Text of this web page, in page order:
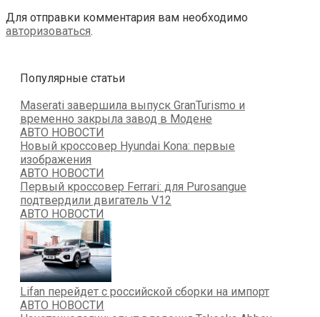
Для отправки комментария вам необходимо
авторизоваться.
Популярные статьи
Maserati завершила выпуск GranTurismo и
временно закрыла завод в Модене
АВТО НОВОСТИ
Новый кроссовер Hyundai Kona: первые
изображения
АВТО НОВОСТИ
Первый кроссовер Ferrari: для Purosangue
подтвердили двигатель V12
АВТО НОВОСТИ
Lifan перейдет с российской сборки на импорт
АВТО НОВОСТИ